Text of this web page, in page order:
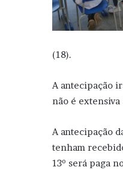
(18).
A antecipação
não é extensiva
A antecipação
tenham
13º será paga